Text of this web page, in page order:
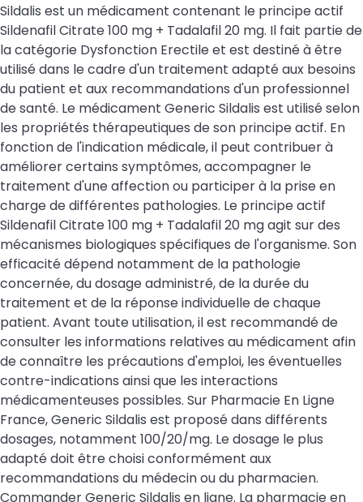
Sildalis est un médicament contenant le principe actif
Sildenafil Citrate 100 mg + Tadalafil 20 mg. Il fait partie de
la catégorie Dysfonction Erectile et est destiné à être
utilisé dans le cadre d'un traitement adapté aux besoins
du patient et aux recommandations d'un professionnel
de santé. Le médicament Generic Sildalis est utilisé selon
les propriétés thérapeutiques de son principe actif. En
fonction de l'indication médicale, il peut contribuer à
améliorer certains symptômes, accompagner le
traitement d'une affection ou participer à la prise en
charge de différentes pathologies. Le principe actif
Sildenafil Citrate 100 mg + Tadalafil 20 mg agit sur des
mécanismes biologiques spécifiques de l'organisme. Son
efficacité dépend notamment de la pathologie
concernée, du dosage administré, de la durée du
traitement et de la réponse individuelle de chaque
patient. Avant toute utilisation, il est recommandé de
consulter les informations relatives au médicament afin
de connaître les précautions d'emploi, les éventuelles
contre-indications ainsi que les interactions
médicamenteuses possibles. Sur Pharmacie En Ligne
France, Generic Sildalis est proposé dans différents
dosages, notamment 100/20/mg. Le dosage le plus
adapté doit être choisi conformément aux
recommandations du médecin ou du pharmacien.
Commander Generic Sildalis en ligne. La pharmacie en